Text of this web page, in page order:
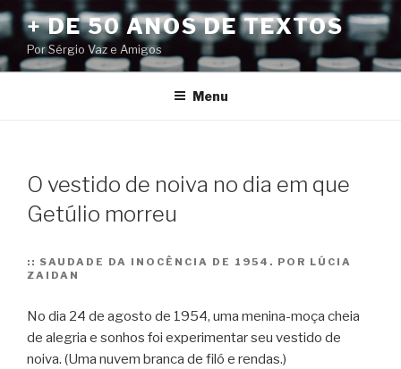
Pular
para
o
conteúdo
+ DE 50 ANOS DE TEXTOS
Por Sérgio Vaz e Amigos
Menu
O vestido de noiva no dia em que
Getúlio morreu
:: SAUDADE DA INOCÊNCIA DE 1954. POR LÚCIA
ZAIDAN
No dia 24 de agosto de 1954, uma menina-moça cheia
de alegria e sonhos foi experimentar seu vestido de
noiva. (Uma nuvem branca de filó e rendas.)